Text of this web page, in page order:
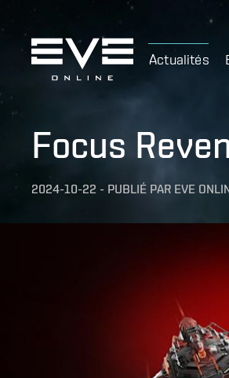
Actualités
Focus
2024-10-22 - PUBLIÉ PAR EVE